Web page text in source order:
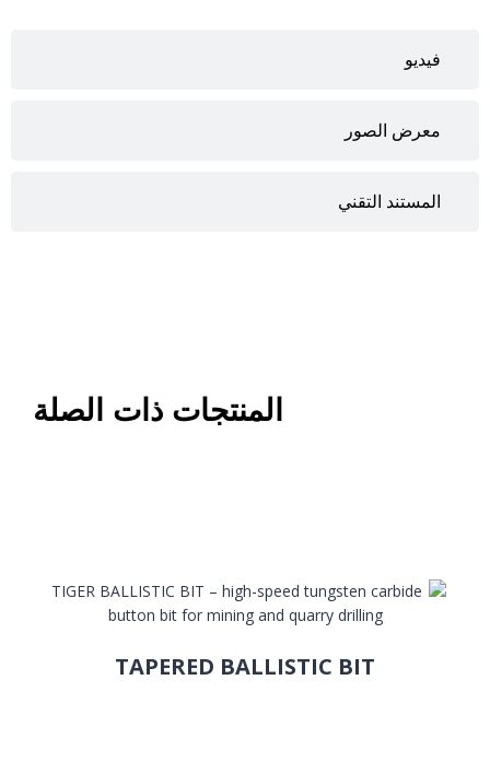
فيديو
معرض الصور
المستند التقني
المنتجات ذات الصلة
TAPERED BALLISTIC BIT